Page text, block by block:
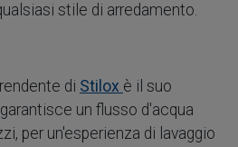
stile di arredamento.
di Stilox è il suo
un flusso d'acqua
per un'esperienza di lavaggio